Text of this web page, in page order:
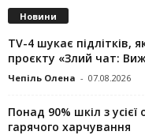
Новини
TV-4 шукає підлітків,
проєкту «Злий чат:
Чепіль Олена - 07.08.2026
Понад 90% шкіл з
гарячого харчування